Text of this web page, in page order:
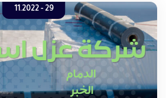
29 - 11.2022